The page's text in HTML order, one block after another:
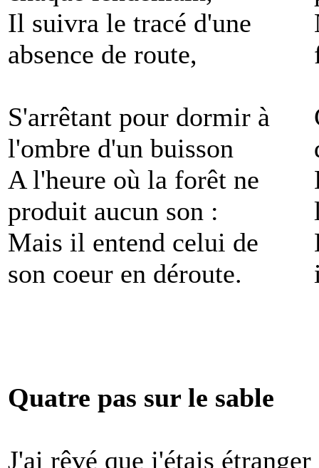
Il suivra le tracé d'une
absence de route,
S'arrêtant pour dormir à
l'ombre d'un buisson
A l'heure où la forêt ne
produit aucun son :
Mais il entend celui de
son coeur en déroute.
Quatre pas sur le sable
J'ai rêvé que j'étais étranger